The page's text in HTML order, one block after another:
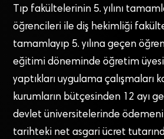
Tıp fakültelerinin 5. yılını
öğrencileri ile diş hekimliği
tamamlayıp 5. yılına geçen
eğitimi döneminde öğretim
yaptıkları uygulama çalışmaları
kurumların bütçesinden 12 ayı
devlet üniversitelerinde ödemenin
tarihteki net asgari ücret